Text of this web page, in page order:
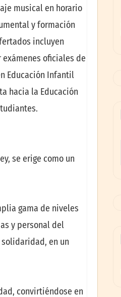
musical en horario
y formación
incluyen
oficiales de
Educación Infantil
hacia la Educación
se erige como un
gama de niveles
y personal del
en un
convirtiéndose en